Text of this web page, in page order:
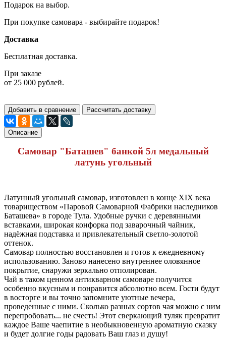
Подарок на выбор.
При покупке самовара - выбирайте подарок!
Доставка
Бесплатная доставка.
При заказе
от 25 000 рублей.
Добавить в сравнение Рассчитать доставку
Описание
Самовар "Баташев" банкой 5л медальный
латунь угольный
Латунный угольный самовар, изготовлен в конце XIX века
товариществом «Паровой Самоварной Фабрики наследников
Баташева» в городе Тула. Удобные ручки с деревянными
вставками, широкая конфорка под заварочный чайник,
надёжная подставка и привлекательный светло-золотой
оттенок.
Самовар полностью восстановлен и готов к ежедневному
использованию. Заново нанесено внутреннее оловянное
покрытие, снаружи зеркально отполирован.
Чай в таком ценном антикварном самоваре получится
особенно вкусным и понравится абсолютно всем. Гости будут
в восторге и вы точно запомните уютные вечера,
проведенные с ними. Сколько разных сортов чая можно с ним
перепробовать... не счесть! Этот сверкающий туляк превратит
каждое Ваше чаепитие в необыкновенную ароматную сказку
и будет долгие годы радовать Ваш глаз и душу!